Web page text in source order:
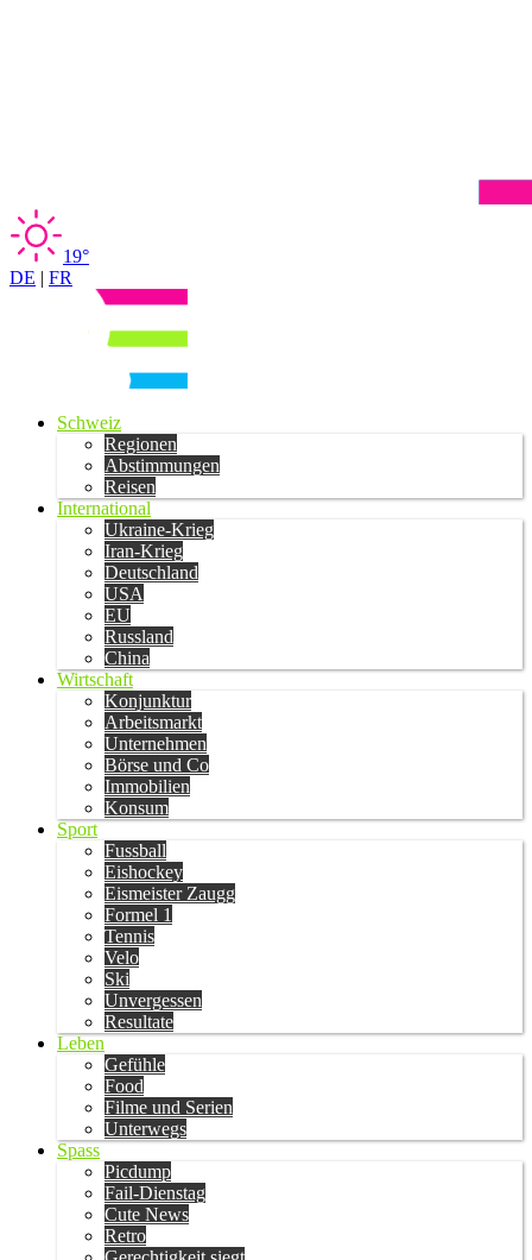
19°
DE | FR
Schweiz
Regionen
Abstimmungen
Reisen
International
Ukraine-Krieg
Iran-Krieg
Deutschland
USA
EU
Russland
China
Wirtschaft
Konjunktur
Arbeitsmarkt
Unternehmen
Börse und Co
Immobilien
Konsum
Sport
Fussball
Eishockey
Eismeister Zaugg
Formel 1
Tennis
Velo
Ski
Unvergessen
Resultate
Leben
Gefühle
Food
Filme und Serien
Unterwegs
Spass
Picdump
Fail-Dienstag
Cute News
Retro